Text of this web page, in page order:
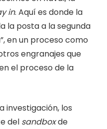
in. Aquí es donde la
la posta a la segunda
en un proceso como
engranajes que
el proceso de la
investigación, los
del sandboxde